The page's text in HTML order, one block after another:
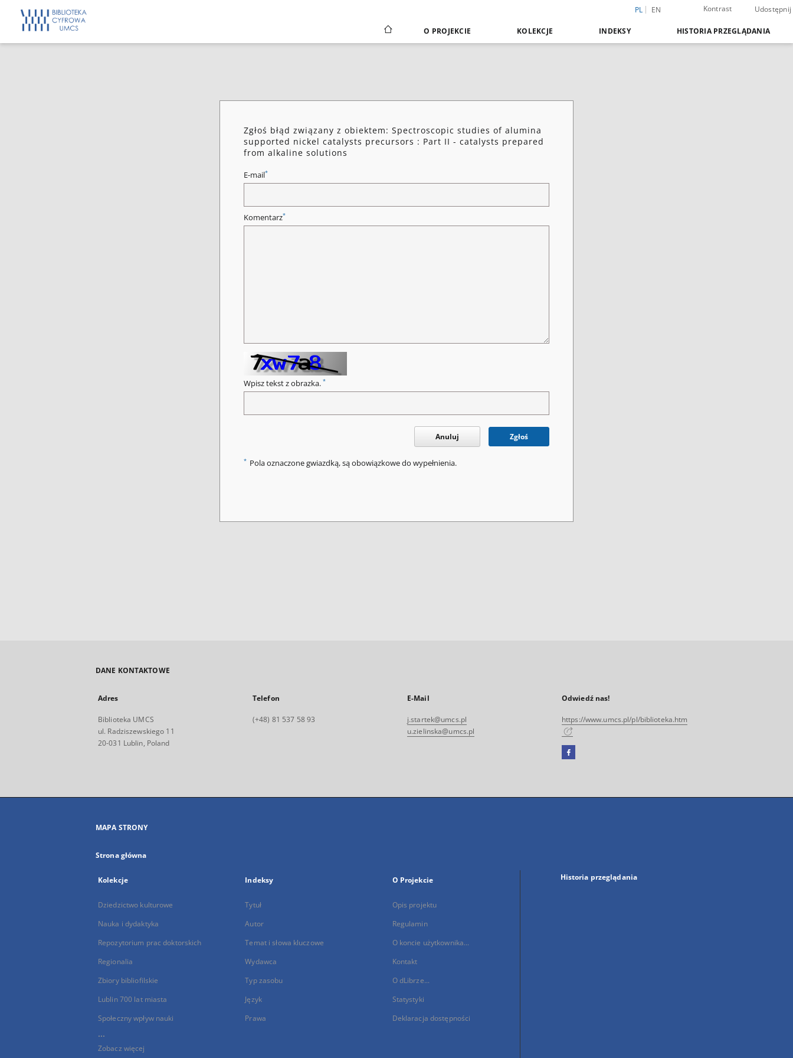
PL EN Kontrast Udostępnij
O PROJEKCIE KOLEKCJE INDEKSY HISTORIA PRZEGLĄDANIA
Zgłoś błąd związany z obiektem: Spectroscopic studies of alumina
supported nickel catalysts precursors : Part II - catalysts prepared
from alkaline solutions
E-mail*
Komentarz*
Wpisz tekst z obrazka. *
Anuluj Zgłoś
* Pola oznaczone gwiazdką, są obowiązkowe do wypełnienia.
DANE KONTAKTOWE
Adres
Biblioteka UMCS
ul. Radziszewskiego 11
20-031 Lublin, Poland
Telefon
(+48) 81 537 58 93
E-Mail
j.startek@umcs.pl
u.zielinska@umcs.pl
Odwiedź nas!
https://www.umcs.pl/pl/biblioteka.htm
Facebook
się
MAPA STRONY
Strona główna
Kolekcje
Dziedzictwo kulturowe
Nauka i dydaktyka
Repozytorium prac doktorskich
Regionalia
Zbiory bibliofilskie
Lublin 700 lat miasta
Społeczny wpływ nauki
...
Zobacz więcej
Indeksy
Tytuł
Autor
Temat i słowa kluczowe
Wydawca
Typ zasobu
Język
Prawa
O Projekcie
Opis projektu
Regulamin
O koncie użytkownika...
Kontakt
O dLibrze...
Statystyki
Deklaracja dostępności
Historia przeglądania